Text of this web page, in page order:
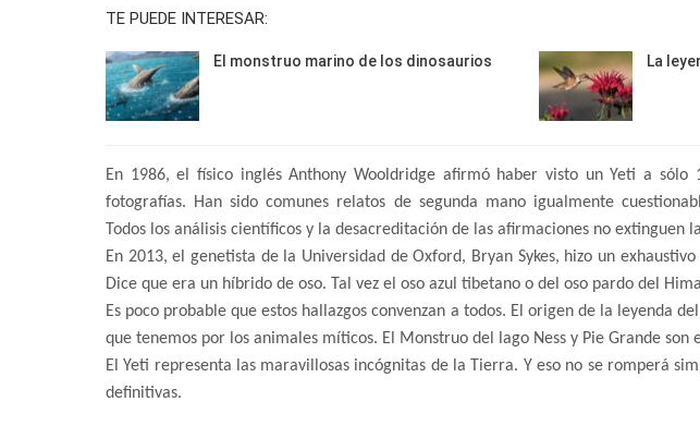
TE PUEDE INTERESAR:
El monstruo marino de los dinosaurios La
En 1986, el físico inglés Anthony Wooldridge afirmó haber visto un Yeti a
fotografías. Han sido comunes relatos de segunda mano igualmente
Todos los análisis científicos y la desacreditación de las afirmaciones no extinguen
En 2013, el genetista de la Universidad de Oxford, Bryan Sykes, hizo un
Dice que era un híbrido de oso. Tal vez el oso azul tibetano o del oso pardo del
Es poco probable que estos hallazgos convenzan a todos. El origen de la leyenda
que tenemos por los animales míticos. El Monstruo del lago Ness y Pie Grande son
El Yeti representa las maravillosas incógnitas de la Tierra. Y eso no se romperá
definitivas.